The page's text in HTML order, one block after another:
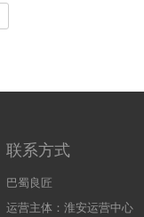
联系方式
巴蜀良匠
运营主体：淮安运营中心